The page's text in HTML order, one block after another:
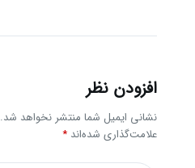
افزودن نظر
نشانی ایمیل شما منتشر نخواهد شد.
علامت‌گذاری شده‌اند *